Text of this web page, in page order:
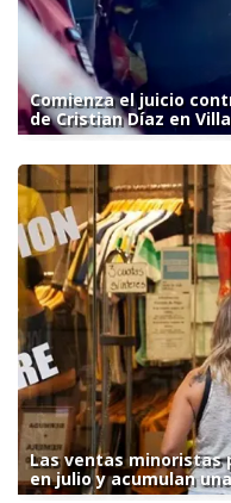
Comienza el juicio
de Cristian Díaz en
Las ventas minoristas
en julio y acumulan